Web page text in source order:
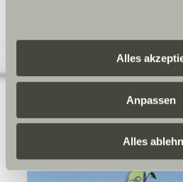
zustehen. Eingesetzte
eigene Zwecke verarbeiten und
zusammenführen. Weitere
Datenschutzerklärung
einzelne Cookies/Dienste in den
erteilen Sie uns Ihre Einwilligung
Daten zu den genannten
freiwillig, für den Besuch der
und kann jederzeit über die
Alles
Anpassen
Alles
Our Latest
Highlights